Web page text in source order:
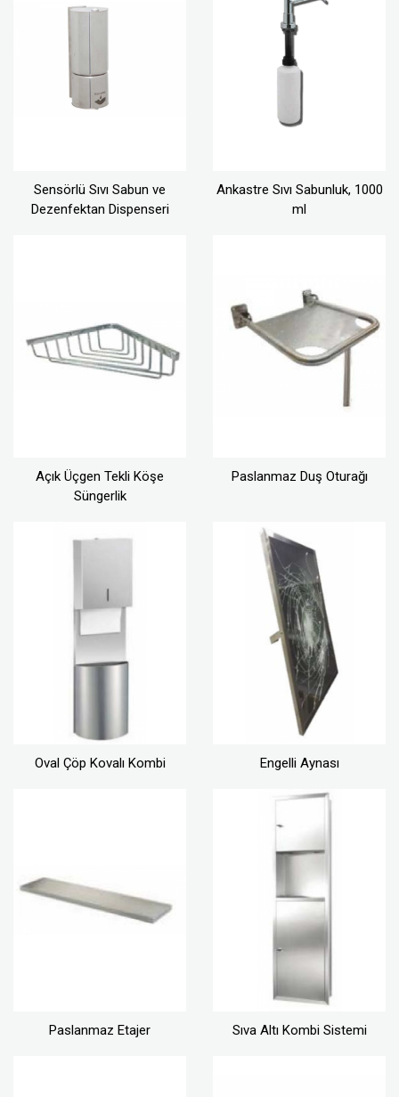
Sensörlü Sıvı Sabun ve
Dezenfektan Dispenseri
Ankastre Sıvı Sabunluk, 1000
ml
Açık Üçgen Tekli Köşe
Süngerlik
Paslanmaz Duş Oturağı
Oval Çöp Kovalı Kombi Engelli Aynası
Paslanmaz Etajer Sıva Altı Kombi Sistemi